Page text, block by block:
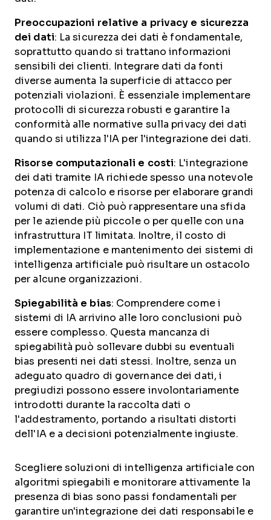
Preoccupazioni relative a privacy e sicurezza
dei dati: La sicurezza dei dati è fondamentale,
soprattutto quando si trattano informazioni
sensibili dei clienti. Integrare dati da fonti
diverse aumenta la superficie di attacco per
potenziali violazioni. È essenziale implementare
protocolli di sicurezza robusti e garantire la
conformità alle normative sulla privacy dei dati
quando si utilizza l'IA per l'integrazione dei dati.
Risorse computazionali e costi: L'integrazione
dei dati tramite IA richiede spesso una notevole
potenza di calcolo e risorse per elaborare grandi
volumi di dati. Ciò può rappresentare una sfida
per le aziende più piccole o per quelle con una
infrastruttura IT limitata. Inoltre, il costo di
implementazione e mantenimento dei sistemi di
intelligenza artificiale può risultare un ostacolo
per alcune organizzazioni.
Spiegabilità e bias: Comprendere come i
sistemi di IA arrivino alle loro conclusioni può
essere complesso. Questa mancanza di
spiegabilità può sollevare dubbi su eventuali
bias presenti nei dati stessi. Inoltre, senza un
adeguato quadro di governance dei dati, i
pregiudizi possono essere involontariamente
introdotti durante la raccolta dati o
l'addestramento, portando a risultati distorti
dell'IA e a decisioni potenzialmente ingiuste.
Scegliere soluzioni di intelligenza artificiale con
algoritmi spiegabili e monitorare attivamente la
presenza di bias sono passi fondamentali per
garantire un'integrazione dei dati responsabile e